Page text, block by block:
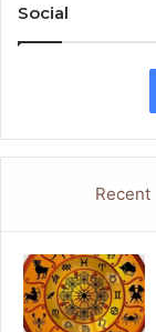
Social
Recent